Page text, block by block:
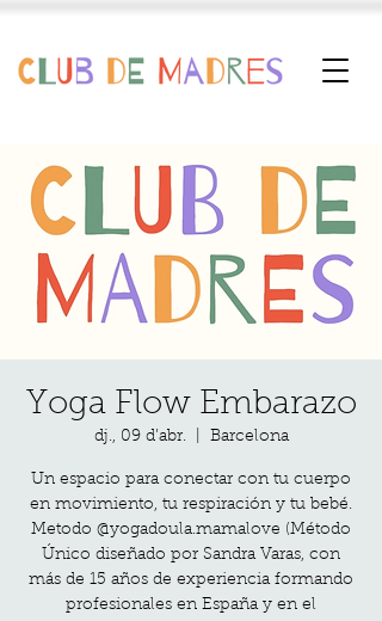
Yoga Flow Embarazo
dj., 09 d’abr. Barcelona
Un espacio para conectar con tu cuerpo
en movimiento, tu respiración y tu bebé.
Metodo @yogadoula.mamalove (Método
Único diseñado por Sandra Varas, con
más de 15 años de experiencia formando
profesionales en España y en el